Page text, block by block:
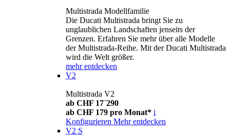
Multistrada Modellfamilie
Die Ducati Multistrada bringt Sie zu
unglaublichen Landschaften jenseits der
Grenzen. Erfahren Sie mehr über alle Modelle
der Multistrada-Reihe. Mit der Ducati Multistrada
wird die Welt größer.
mehr entdecken
V2
Multistrada V2
ab CHF 17´290
ab CHF 179 pro Monat* i
Konfigurieren Mehr entdecken
V2 S